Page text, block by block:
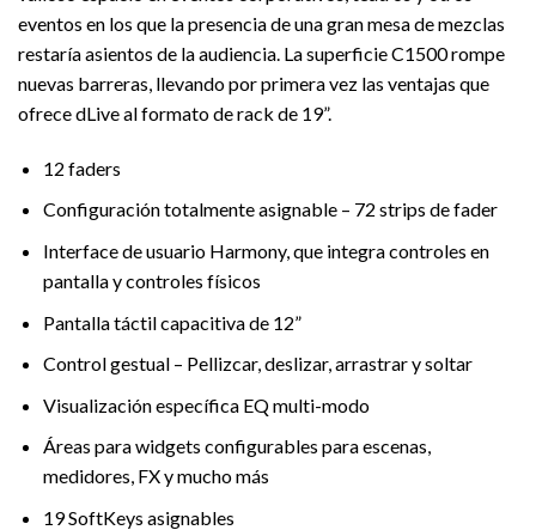
eventos en los que la presencia de una gran mesa de mezclas
restaría asientos de la audiencia. La superficie C1500 rompe
nuevas barreras, llevando por primera vez las ventajas que
ofrece dLive al formato de rack de 19”.
12 faders
Configuración totalmente asignable – 72 strips de fader
Interface de usuario Harmony, que integra controles en
pantalla y controles físicos
Pantalla táctil capacitiva de 12”
Control gestual – Pellizcar, deslizar, arrastrar y soltar
Visualización específica EQ multi-modo
Áreas para widgets configurables para escenas,
medidores, FX y mucho más
19 SoftKeys asignables